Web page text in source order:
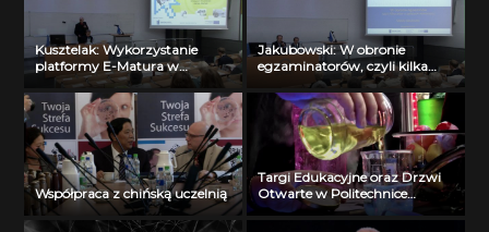
Kusztelak: Wykorzystanie
platformy E-Matura w
codziennej pracy z uczniem
Jakubowski: W obronie
egzaminatorów, czyli kilka
słów w obronie testowania
Współpraca z chińską uczelnią
Targi Edukacyjne oraz Drzwi
Otwarte w Politechnice
Łódzkiej